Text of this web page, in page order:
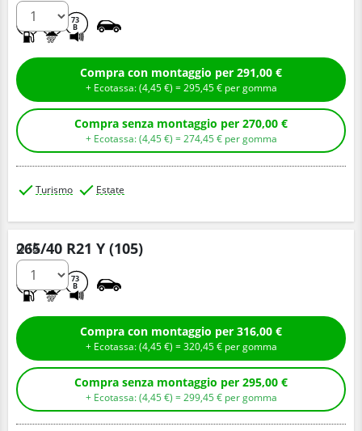
73
B
Compra con montaggio per 291,00 €
+ Ecotassa: (4,45€ ) =295,45€ per gomma
Compra senza montaggio per 270,00 €
+ Ecotassa: (4,45€ ) =274,45€ per gomma
Turismo Estate
265/40 R21 Y (105)
73
B
Q.tà
Compra con montaggio per 316,00 €
+ Ecotassa: (4,45€ ) =320,45€ per gomma
Compra senza montaggio per 295,00 €
+ Ecotassa: (4,45€ ) =299,45€ per gomma